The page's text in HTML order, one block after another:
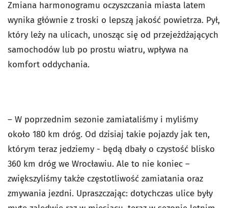
Zmiana harmonogramu oczyszczania miasta latem
wynika głównie z troski o lepszą jakość powietrza. Pył,
który leży na ulicach, unosząc się od przejeżdżających
samochodów lub po prostu wiatru, wpływa na
komfort oddychania.
– W poprzednim sezonie zamiataliśmy i myliśmy
około 180 km dróg. Od dzisiaj takie pojazdy jak ten,
którym teraz jedziemy - będą dbały o czystość blisko
360 km dróg we Wrocławiu. Ale to nie koniec –
zwiększyliśmy także częstotliwość zamiatania oraz
zmywania jezdni. Upraszczając: dotychczas ulice były